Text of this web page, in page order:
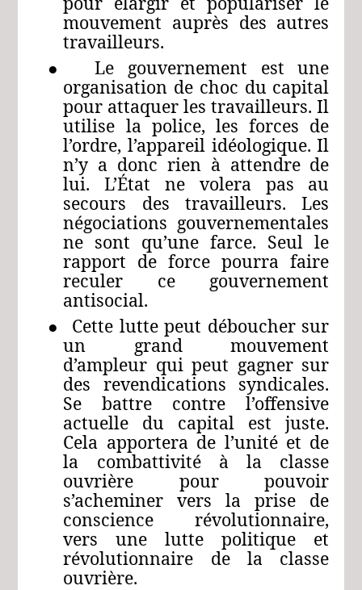
mouvement auprès des autres
travailleurs.
● Le gouvernement est une
organisation de choc du capital
pour attaquer les travailleurs. Il
utilise la police, les forces de
l’ordre, l’appareil idéologique. Il
n’y a donc rien à attendre de
lui. L’État ne volera pas au
secours des travailleurs. Les
négociations gouvernementales
ne sont qu’une farce. Seul le
rapport de force pourra faire
reculer ce gouvernement
antisocial.
● Cette lutte peut déboucher sur
un grand mouvement
d’ampleur qui peut gagner sur
des revendications syndicales.
Se battre contre l’offensive
actuelle du capital est juste.
Cela apportera de l’unité et de
la combattivité à la classe
ouvrière pour pouvoir
s’acheminer vers la prise de
conscience révolutionnaire,
vers une lutte politique et
révolutionnaire de la classe
ouvrière.